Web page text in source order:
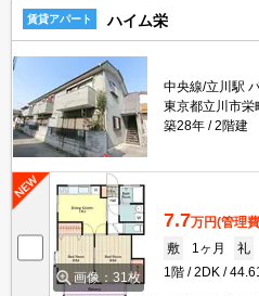
賃貸アパート ハイム栄
中央線/立川駅
東京都立川市栄
築28年
2階建
画像：31枚
7.7万円(管理
敷
1ヶ月 礼
1階
2DK